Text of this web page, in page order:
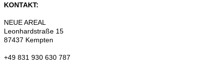
KONTAKT:
NEUE AREAL
Leonhardstraße 15
87437 Kempten
+49 831 930 630 787